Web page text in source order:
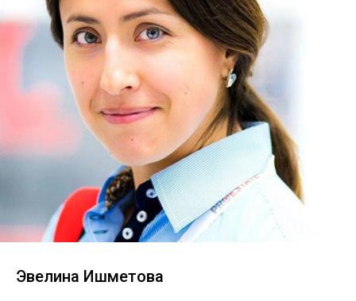
Эвелина Ишметова